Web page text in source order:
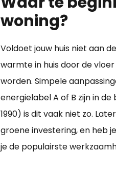
woning?
Voldoet jouw huis niet aan
warmte in huis door de
worden. Simpele
energielabel A of B zijn in
1990) is dit vaak niet zo.
groene investering, en heb
je de populairste